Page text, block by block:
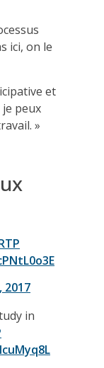
ici, on le
et
je peux
»
2017
in